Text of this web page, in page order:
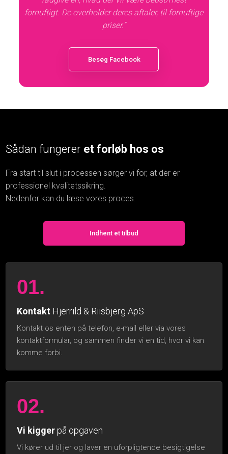
fornuftigt. De overholder deres aftaler, til fornuftige
priser."
Besøg ​Facebook
Sådan fungerer et forløb hos os
Fra start til slut i processen sørger vi for, at der er
professionel kvalitetssikring.
​Nedenfor kan du læse vores proces.
Indhent et tilbud
01.
Kontakt Hjerrild & Riisbjerg ApS
Kontakt os enten på telefon, e-mail eller via ​vores
kontaktformular, og sammen finder vi en tid, hvor vi kan
komme forbi.
02.
Vi kigger på opgaven
Vi kører ud til jer og laver en uforpligtende besigtigelse